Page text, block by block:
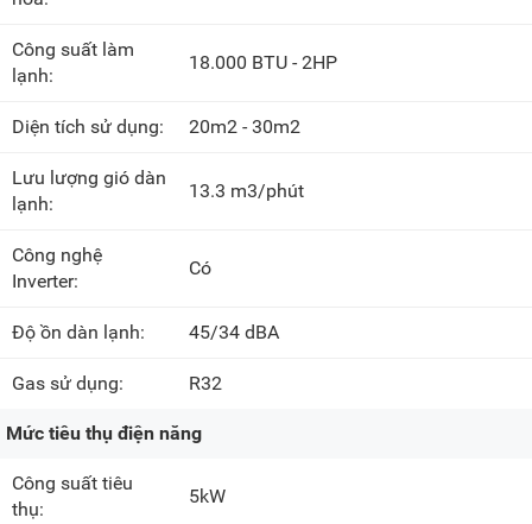
Công suất làm
lạnh:
18.000 BTU - 2HP
Diện tích sử dụng: 20m2 - 30m2
Lưu lượng gió dàn
lạnh:
13.3 m3/phút
Công nghệ
Inverter:
Có
Độ ồn dàn lạnh: 45/34 dBA
Gas sử dụng: R32
Mức tiêu thụ điện năng
Công suất tiêu
thụ:
5kW